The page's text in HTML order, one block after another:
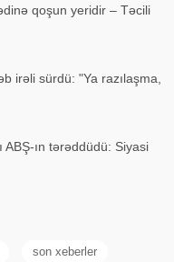
qoşun yeridir – Təcili
irəli sürdü: "Ya razılaşma,
ın tərəddüdü: Siyasi
son xeberler